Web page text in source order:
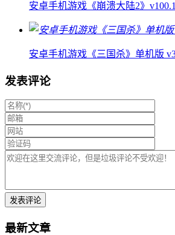
安卓手机游戏《崩溃大陆2》
安卓手机游戏《三国杀》单机版
发表评论
最新文章